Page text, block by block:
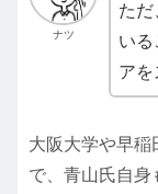
ナツ
ただ
いる
アを
大阪大学や早稲
で、青山氏自身